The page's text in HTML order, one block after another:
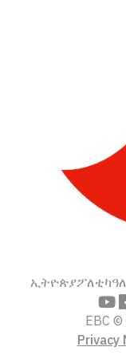
ኢትዮጵያፖለቲካ
EBC
Privacy